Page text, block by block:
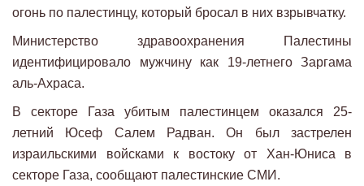
огонь по палестинцу, который бросал в них взрывчатку.
Министерство здравоохранения Палестины
идентифицировало мужчину как 19-летнего Заргама
аль-Ахраса.
В секторе Газа убитым палестинцем оказался 25-
летний Юсеф Салем Радван. Он был застрелен
израильскими войсками к востоку от Хан-Юниса в
секторе Газа, сообщают палестинские СМИ.